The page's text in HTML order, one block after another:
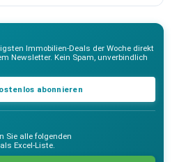
Immobilien-Deals der Woche direkt
Newsletter. Kein Spam, unverbindlich
abonnieren
Sie alle folgenden
Excel-Liste.